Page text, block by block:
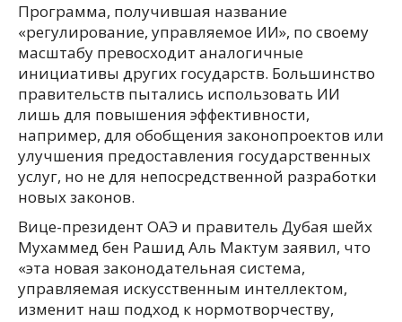
Программа, получившая название
«регулирование, управляемое ИИ», по своему
масштабу превосходит аналогичные
инициативы других государств. Большинство
правительств пытались использовать ИИ
лишь для повышения эффективности,
например, для обобщения законопроектов или
улучшения предоставления государственных
услуг, но не для непосредственной разработки
новых законов.
Вице-президент ОАЭ и правитель Дубая шейх
Мухаммед бен Рашид Аль Мактум заявил, что
«эта новая законодательная система,
управляемая искусственным интеллектом,
изменит наш подход к нормотворчеству,